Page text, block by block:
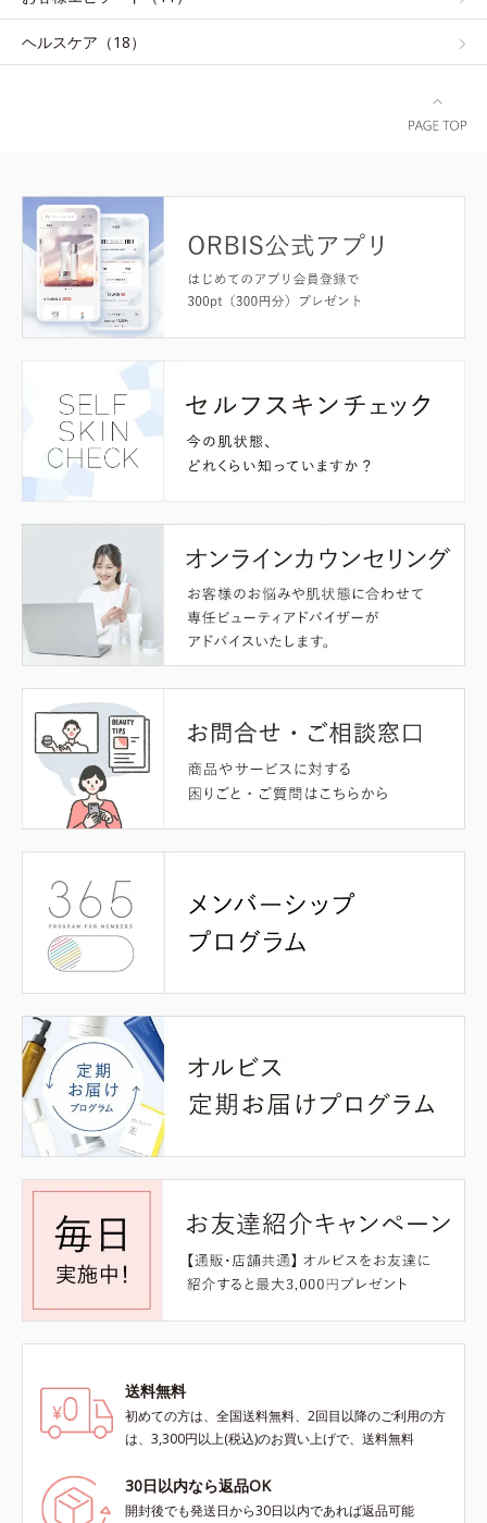
ヘルスケア（18）
送料無料
初めての方は、全国送料無料、2回目以降のご利用の方
は、3,300円以上(税込)のお買い上げで、送料無料
30日以内なら返品OK
開封後でも発送日から30日以内であれば返品可能